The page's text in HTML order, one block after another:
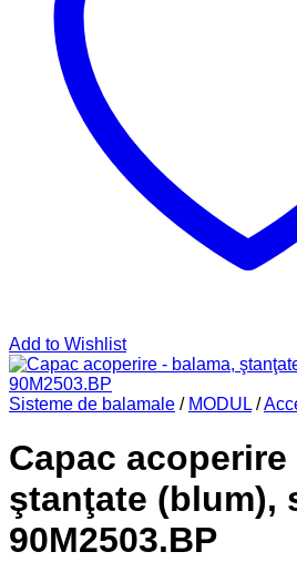
Add to Wishlist
Sisteme de balamale / MODUL /
Capac acoperire
ştanţate (blum),
90M2503.BP